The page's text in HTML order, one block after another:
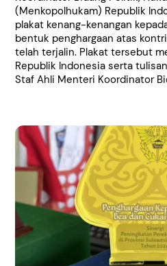
(Menkopolhukam) Republik
plakat kenang-kenangan
bentuk penghargaan atas
telah terjalin. Plakat tersebut
Republik Indonesia serta
Staf Ahli Menteri Koordinator